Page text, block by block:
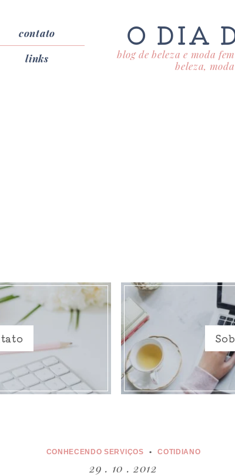
contato
links
O DIA
blog de beleza e moda
beleza,
CONHECENDO SERVIÇOS COTIDIANO
29 . 10 . 2012